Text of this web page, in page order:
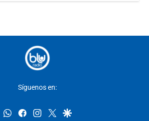
Síguenos en:
whatsappfacebookinstagram
twittergoogle